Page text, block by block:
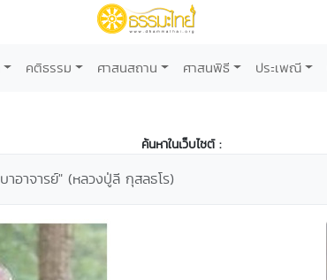
คติธรรม ศาสนสถาน ศาสนพิธี ประเพณี
ค้นหาในเว็บไซต์ :
อาจารย์" (หลวงปู่ลี กุสลธโร)